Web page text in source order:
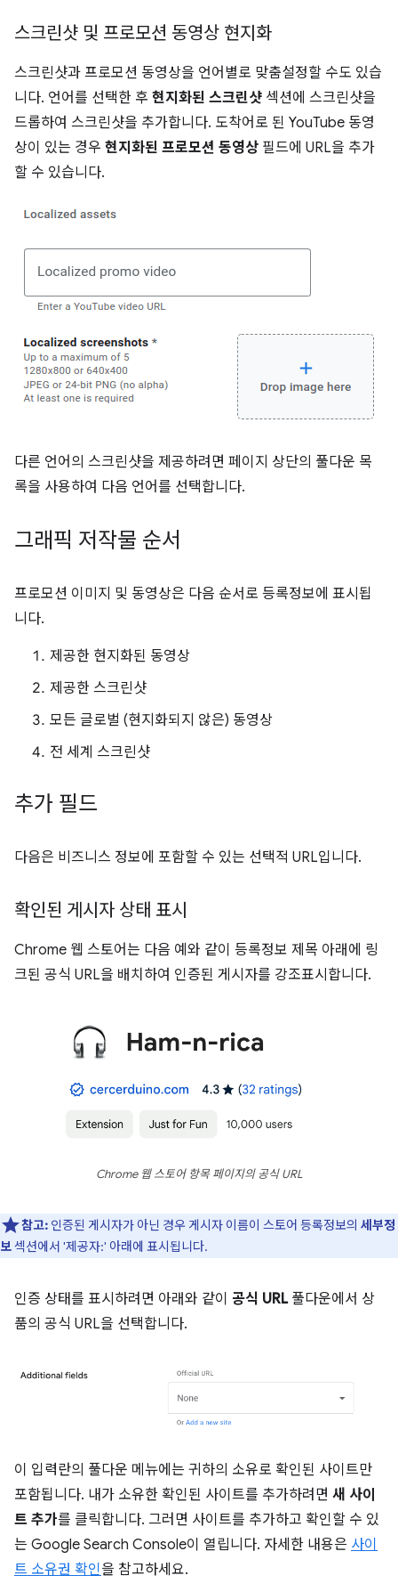
스크린샷 및 프로모션 동영상 현지화
스크린샷과 프로모션 동영상을 언어별로 맞춤설정할 수도 있습
니다. 언어를 선택한 후 현지화된 스크린샷 섹션에 스크린샷을
드롭하여 스크린샷을 추가합니다. 도착어로 된 YouTube 동영
상이 있는 경우 현지화된 프로모션 동영상 필드에 URL을 추가
할 수 있습니다.
다른 언어의 스크린샷을 제공하려면 페이지 상단의 풀다운 목
록을 사용하여 다음 언어를 선택합니다.
그래픽 저작물 순서
프로모션 이미지 및 동영상은 다음 순서로 등록정보에 표시됩
니다.
제공한 현지화된 동영상
제공한 스크린샷
모든 글로벌 (현지화되지 않은) 동영상
전 세계 스크린샷
추가 필드
다음은 비즈니스 정보에 포함할 수 있는 선택적 URL입니다.
확인된 게시자 상태 표시
Chrome 웹 스토어는 다음 예와 같이 등록정보 제목 아래에 링
크된 공식 URL을 배치하여 인증된 게시자를 강조표시합니다.
Chrome 웹 스토어 항목 페이지의 공식 URL
참고: 인증된 게시자가 아닌 경우 게시자 이름이 스토어 등록정보의 세부정
보섹션에서 '제공자:' 아래에 표시됩니다.
인증 상태를 표시하려면 아래와 같이 공식 URL풀다운에서 상
품의 공식 URL을 선택합니다.
이 입력란의 풀다운 메뉴에는 귀하의 소유로 확인된 사이트만
포함됩니다. 내가 소유한 확인된 사이트를 추가하려면 새 사이
트 추가를 클릭합니다. 그러면 사이트를 추가하고 확인할 수 있
는 Google Search Console이 열립니다. 자세한 내용은 사이
트 소유권 확인을 참고하세요.